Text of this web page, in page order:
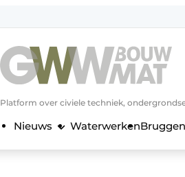
Platform over civiele techniek,
Nieuws Waterwerken